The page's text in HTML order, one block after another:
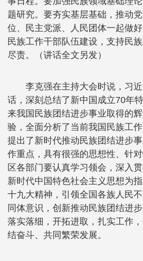
题研究。要夯实基层基础，推动
位、民主党派、人民团体一起做
民族工作干部队伍建设，支持民
尽责。（讲话全文另发）
李克强在主持大会时说，习
话，深刻总结了新中国成立70年
来我国民族团结进步事业取得的
验，全面分析了当前我国民族工
提出了新时代推动民族团结进步
作重点，具有很强的思想性、针
区各部门要认真学习领会，深入
新时代中国特色社会主义思想为
十九大精神，引领全国各族人民
同体意识，创新推动民族团结进
落实落细，开拓进取，扎实工作
结奋斗、共同繁荣发展。